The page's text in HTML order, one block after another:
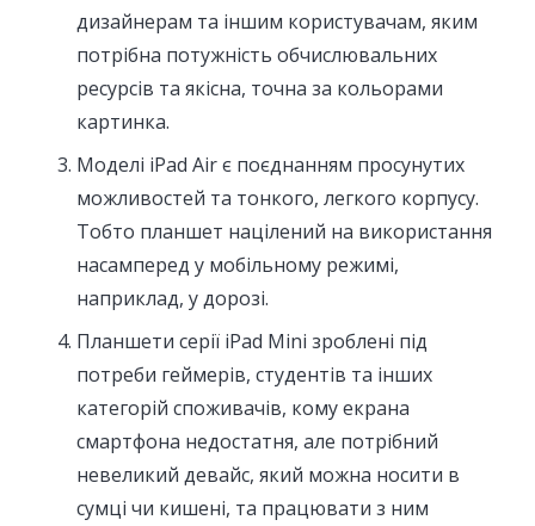
дизайнерам та іншим користувачам, яким
потрібна потужність обчислювальних
ресурсів та якісна, точна за кольорами
картинка.
Моделі iPad Air є поєднанням просунутих
можливостей та тонкого, легкого корпусу.
Тобто планшет націлений на використання
насамперед у мобільному режимі,
наприклад, у дорозі.
Планшети серії iPad Mini зроблені під
потреби геймерів, студентів та інших
категорій споживачів, кому екрана
смартфона недостатня, але потрібний
невеликий девайс, який можна носити в
сумці чи кишені, та працювати з ним